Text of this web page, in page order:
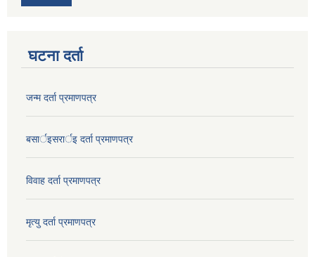
घटना दर्ता
जन्म दर्ता प्रमाणपत्र
बसार्इसरार्इ दर्ता प्रमाणपत्र
विवाह दर्ता प्रमाणपत्र
मृत्यु दर्ता प्रमाणपत्र